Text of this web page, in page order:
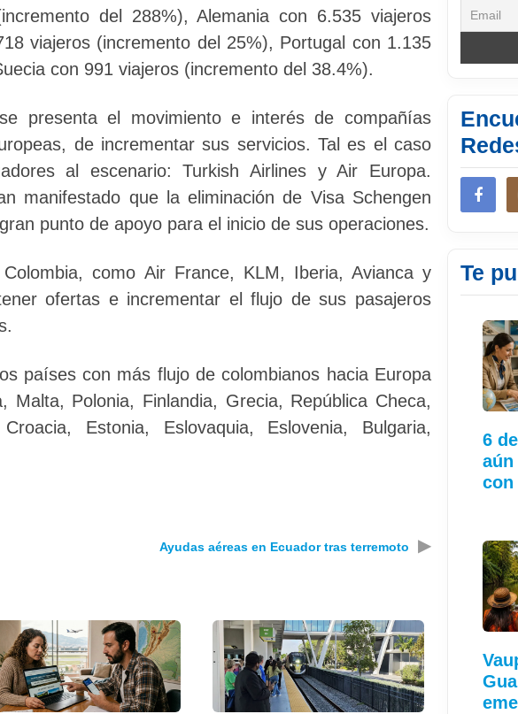
del 288%), Alemania con 6.535 viajeros
viajeros (incremento del 25%), Portugal con 1.135
con 991 viajeros (incremento del 38.4%).
presenta el movimiento e interés de compañías
de incrementar sus servicios. Tal es el caso
al escenario: Turkish Airlines y Air Europa.
manifestado que la eliminación de Visa Schengen
punto de apoyo para el inicio de sus operaciones.
como Air France, KLM, Iberia, Avianca y
ofertas e incrementar el flujo de sus pasajeros
países con más flujo de colombianos hacia Europa
Malta, Polonia, Finlandia, Grecia, República Checa,
Estonia, Eslovaquia, Eslovenia, Bulgaria,
Ayudas aéreas en Ecuador tras terremoto ▶
Te
6